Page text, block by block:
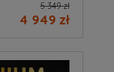
5 349 zł
4 949 zł